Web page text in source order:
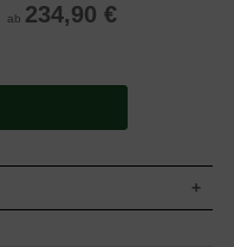
ab 234,90 €